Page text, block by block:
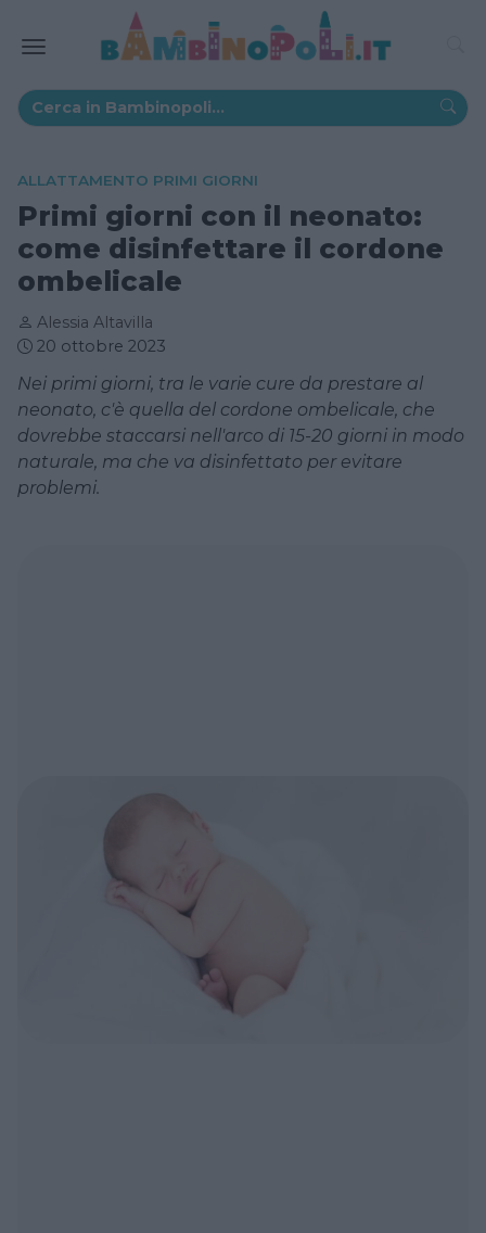
ALLATTAMENTO PRIMI GIORNI
Primi giorni con il neonato:
come disinfettare il cordone
ombelicale
Alessia Altavilla
20 ottobre 2023
Nei primi giorni, tra le varie cure da prestare al
neonato, c'è quella del cordone ombelicale, che
dovrebbe staccarsi nell'arco di 15-20 giorni in modo
naturale, ma che va disinfettato per evitare
problemi.